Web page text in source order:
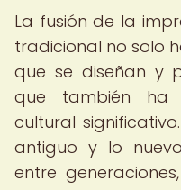
La fusión de la
tradicional no solo
que se diseñan y
que también ha
cultural
antiguo y lo
entre